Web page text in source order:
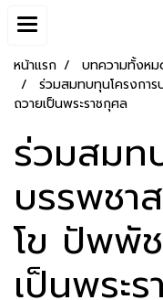
หน้าแรก บทความทั้งห
ร่วมสมทบทุนโครงกา
ถวายเป็นพระราชกุศล
ร่วมสมท
บรรพชา
โข ปัพพั
เป็นพระ